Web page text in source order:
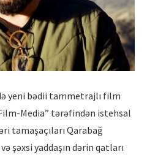
yeni bədii tammetrajlı film
Media” tərəfindən istehsal
tamaşaçıları Qarabağ
şəxsi yaddaşın dərin qatları